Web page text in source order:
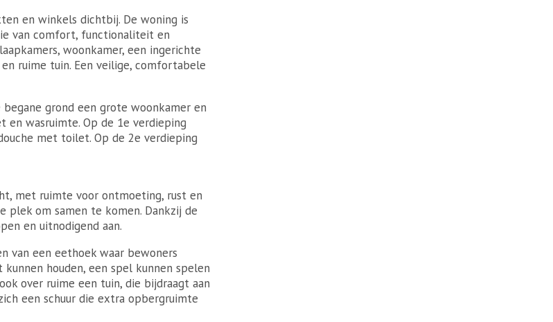
en winkels dichtbij. De woning is
van comfort, functionaliteit en
woonkamer, een ingerichte
ruime tuin. Een veilige, comfortabele
grond een grote woonkamer en
en wasruimte. Op de 1e verdieping
met toilet. Op de 2e verdieping
met ruimte voor ontmoeting, rust en
om samen te komen. Dankzij de
en uitnodigend aan.
van een eethoek waar bewoners
houden, een spel kunnen spelen
over ruime een tuin, die bijdraagt aan
een schuur die extra opbergruimte